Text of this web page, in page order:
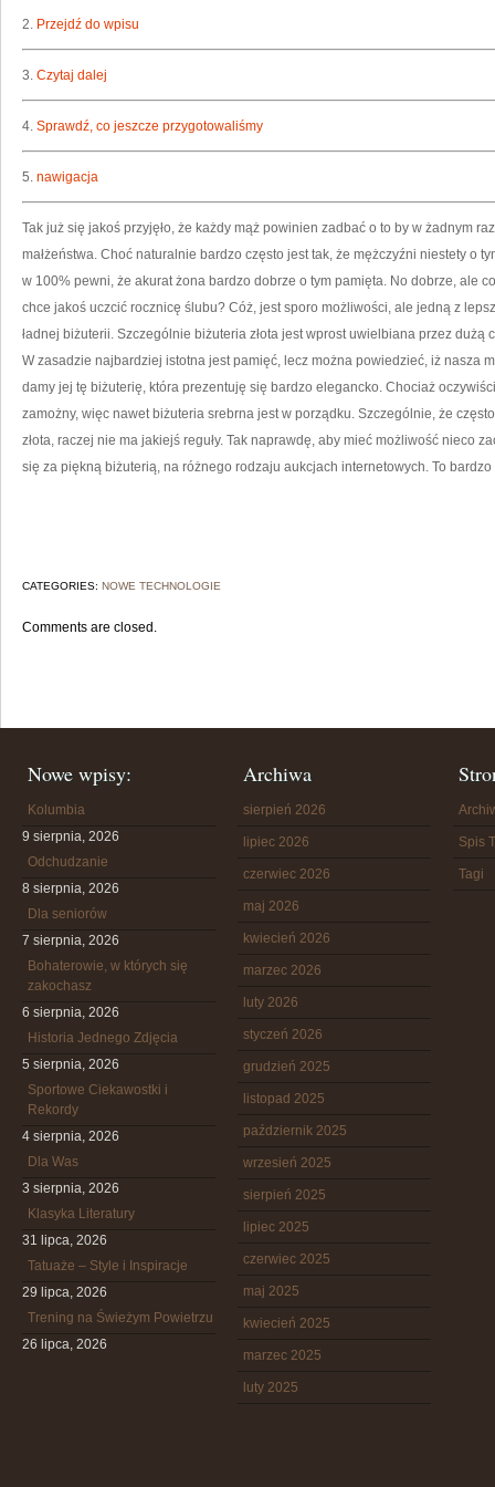
2. Przejdź do wpisu
3. Czytaj dalej
4. Sprawdź, co jeszcze przygotowaliśmy
5. nawigacja
Tak już się jakoś przyjęło, że każdy mąż powinien zadbać o to by w żadnym
małżeństwa. Choć naturalnie bardzo często jest tak, że mężczyźni niestety o
w 100% pewni, że akurat żona bardzo dobrze o tym pamięta. No dobrze, ale
chce jakoś uczcić rocznicę ślubu? Cóż, jest sporo możliwości, ale jedną z
ładnej biżuterii. Szczególnie biżuteria złota jest wprost uwielbiana przez dużą
W zasadzie najbardziej istotna jest pamięć, lecz można powiedzieć, iż nasza
damy jej tę biżuterię, która prezentuję się bardzo elegancko. Chociaż
zamożny, więc nawet biżuteria srebrna jest w porządku. Szczególnie, że
złota, raczej nie ma jakiejś reguły. Tak naprawdę, aby mieć możliwość nieco
się za piękną biżuterią, na różnego rodzaju aukcjach internetowych. To
CATEGORIES: NOWE TECHNOLOGIE
Comments are closed.
Nowe wpisy:
Kolumbia
9 sierpnia, 2026
Odchudzanie
8 sierpnia, 2026
Dla seniorów
7 sierpnia, 2026
Bohaterowie, w których się
zakochasz
6 sierpnia, 2026
Historia Jednego Zdjęcia
5 sierpnia, 2026
Sportowe Ciekawostki i
Rekordy
4 sierpnia, 2026
Dla Was
3 sierpnia, 2026
Klasyka Literatury
31 lipca, 2026
Tatuaże – Style i Inspiracje
29 lipca, 2026
Trening na Świeżym Powietrzu
26 lipca, 2026
Archiwa
sierpień 2026
lipiec 2026
czerwiec 2026
maj 2026
kwiecień 2026
marzec 2026
luty 2026
styczeń 2026
grudzień 2025
listopad 2025
październik 2025
wrzesień 2025
sierpień 2025
lipiec 2025
czerwiec 2025
maj 2025
kwiecień 2025
marzec 2025
luty 2025
Spis
Tagi